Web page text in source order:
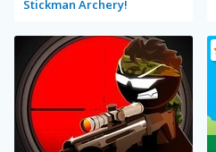
Stickman Archery!